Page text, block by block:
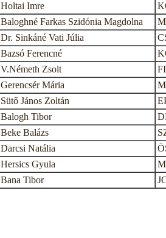
Holtai Imre
Baloghné Farkas Szidónia Magdolna
Dr. Sinkáné Vati Júlia
Bazsó Ferencné
V.Németh Zsolt
Gerencsér Mária
Sütő János Zoltán
Balogh Tibor
Beke Balázs
Darcsi Natália
Hersics Gyula
Bana Tibor